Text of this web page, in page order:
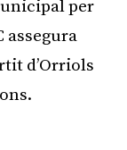
per
assegura
d’Orriols